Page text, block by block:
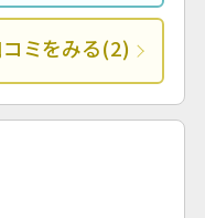
コミをみる(2)